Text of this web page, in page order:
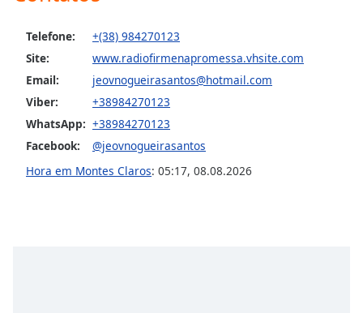
Caption
Area
Background
Color
Opacity
Telefone:
+(38) 984270123
Site:
www.radiofirmenapromessa.vhsite.com
Email:
jeovnogueirasantos@hotmail.com
Viber:
+38984270123
WhatsApp: +38984270123
Facebook:
@jeovnogueirasantos
Hora em Montes Claros: 05:17, 08.08.2026